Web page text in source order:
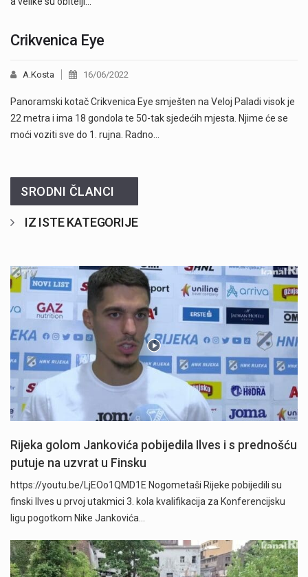
Crikvenica Eye
A.Kosta 16/06/2022
Panoramski kotač Crikvenica Eye smješten na Veloj Paladi visok je
22 metra i ima 18 gondola te 50-tak sjedećih mjesta. Njime će se
moći voziti sve do 1. rujna. Radno…
SRODNI ČLANCI
IZ ISTE KATEGORIJE
Rijeka golom Jankovića pobijedila Ilves i s prednošću
putuje na uzvrat u Finsku
https://youtu.be/LjEOo1QMD1E Nogometaši Rijeke pobijedili su
finski Ilves u prvoj utakmici 3. kola kvalifikacija za Konferencijsku
ligu pogotkom Nike Jankovića…